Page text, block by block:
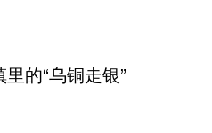
的“乌铜走银”